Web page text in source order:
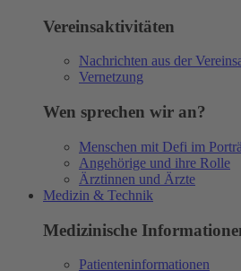
Vereinsaktivitäten
Nachrichten aus der
Vernetzung
Wen sprechen wir an?
Menschen mit Defi im
Angehörige und ihre Rolle
Ärztinnen und Ärzte
Medizin & Technik
Medizinische
Patienteninformationen